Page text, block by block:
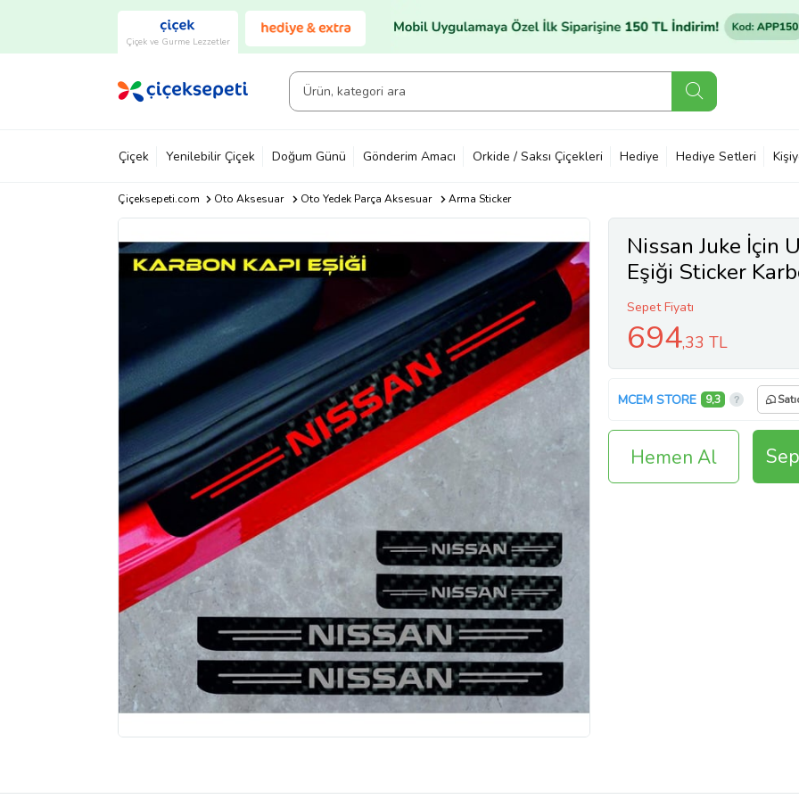
Çiçek ve Gurme Lezzetler
Çiçek Yenilebilir Çiçek Doğum Günü Gönderim Amacı Orkide / Saksı Çiçekleri Hediye Hediye Setleri
Çiçeksepeti.com Oto Aksesuar Oto Yedek Parça Aksesuar Arma Sticker
Nissan Juke İçin
Eşiği Sticker
Sepet Fiyatı
694,33 TL
MCEM STORE 9,3
Hemen Al